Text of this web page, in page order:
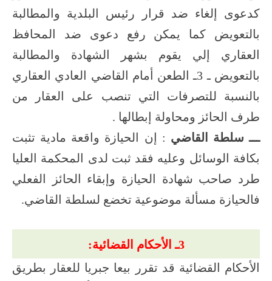
كدعوى إلغاء ضد قرار رئيس البلدية والمطالبة
بالتعويض كما يمكن رفع دعوى ضد المحافظ
العقاري إلي يقوم بشهر الشهادة والمطالبة
بالتعويض ـ 3ـ الطعن أمام القاضي العادي العقاري
بالنسبة للتصرفات التي تنصب على العقار من
طرف الحائز ومحاولة إبطالها .
ـــ سلطة القاضي : إن الحيازة واقعة مادية تثبت
بكافة الوسائل وعليه فقد ثبت لدى المحكمة العليا
طرد صاحب شهادة الحيازة وإبقاء الحائز الفعلي
فالحيازة مسألة موضوعية تخضع لسلطة القاضي.
3ـ الأحكام القضائية:
الأحكام القضائية قد تقرر بيعا جبريا للعقار بطريق